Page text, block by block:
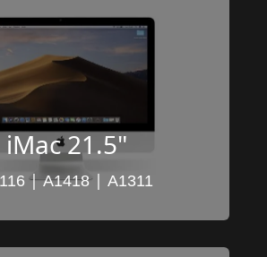
iMac 21.5"
| A1418 | A1311